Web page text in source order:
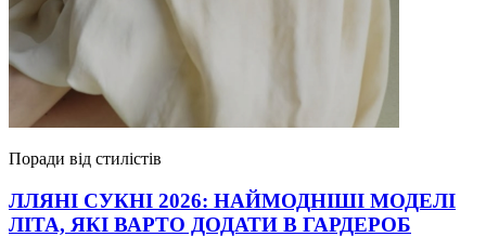
Поради від стилістів
ЛЛЯНІ СУКНІ 2026: НАЙМОДНІШІ МОДЕЛІ
ЛІТА, ЯКІ ВАРТО ДОДАТИ В ГАРДЕРОБ